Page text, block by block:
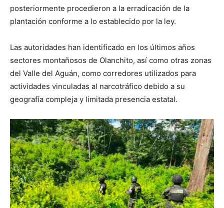
posteriormente procedieron a la erradicación de la
plantación conforme a lo establecido por la ley.
Las autoridades han identificado en los últimos años
sectores montañosos de Olanchito, así como otras zonas
del Valle del Aguán, como corredores utilizados para
actividades vinculadas al narcotráfico debido a su
geografía compleja y limitada presencia estatal.